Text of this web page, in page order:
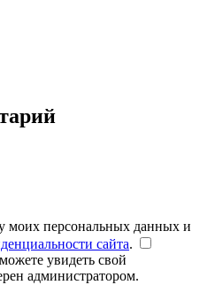
моих персональных данных и
сайта.
увидеть свой
администратором.